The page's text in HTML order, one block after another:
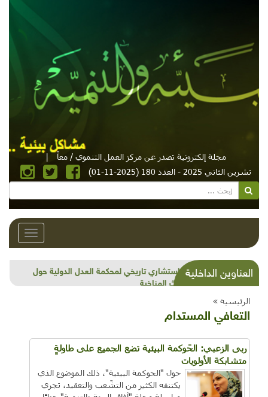
مجلة إلكترونية تصدر عن مركز العمل التنموي / معاً
|
تشرين الثاني 2025 - العدد 180 (2025-11-01)
Toggle
العناوين الداخليةشذرات بيئية وتنموية...بنية تحتية وحلويات قبيحة
وحاكورة ونوبل وزيتون و"سيباط"
الرئيسية »
التعافي المستدام
ربى الزعبي: الحَوكمة البيئية تضع الجميع على طاولةٍ
متشابكة الأولويات
حول "الحوكمة البيئية"، ذلك الموضوع الذي
يكتنفه الكثير من التشّعب والتعقيد، تجري